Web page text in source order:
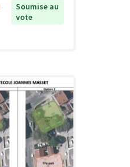
Soumise au
vote